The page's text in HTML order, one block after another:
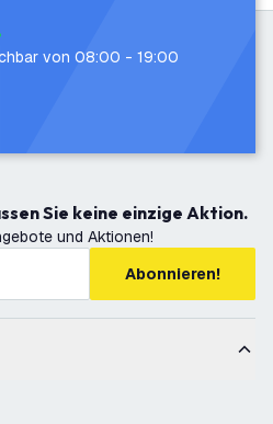
von 08:00 - 19:00
Sie keine einzige Aktion.
und Aktionen!
Abonnieren!